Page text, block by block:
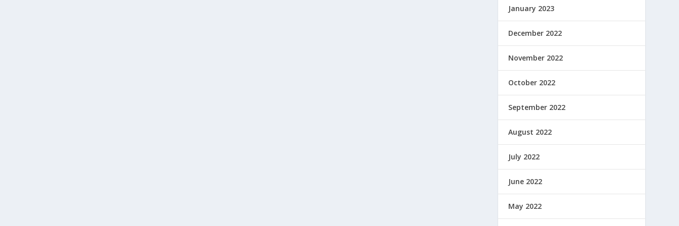
January 2023
December 2022
November 2022
October 2022
September 2022
August 2022
July 2022
June 2022
May 2022